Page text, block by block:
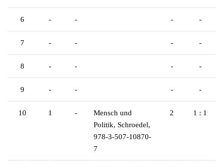
6 - - - -
7 - - - -
8 - - - -
9 - - - -
10 1 -
Mensch und
Politik, Schroedel,
978-3-507-10870-
7
2 1 : 1